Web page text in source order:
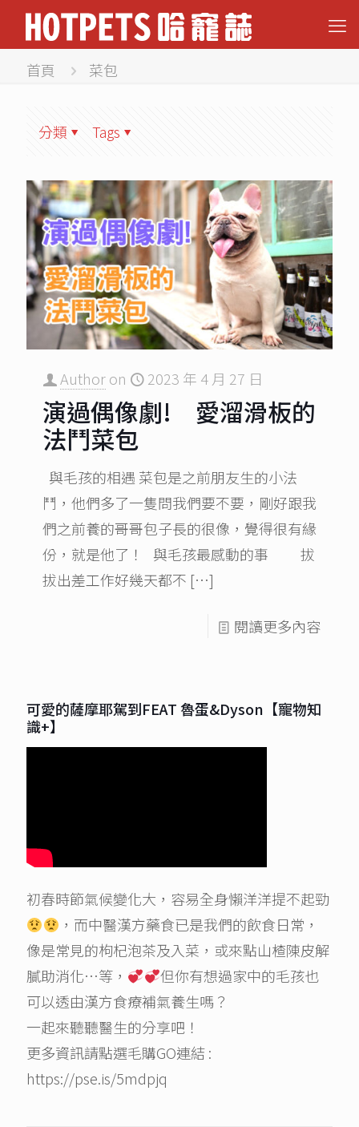
首頁 菜包
分類 Tags
Authoron 2023 年 4 月 27 日
演過偶像劇! 愛溜滑板的
法鬥菜包
與毛孩的相遇 菜包是之前朋友生的小法
鬥，他們多了一隻問我們要不要，剛好跟我
們之前養的哥哥包子長的很像，覺得很有緣
份，就是他了！ 與毛孩最感動的事 拔
拔出差工作好幾天都不 […]
閱讀更多內容
可愛的薩摩耶駕到FEAT 魯蛋&Dyson【寵物知
識+】
初春時節氣候變化大，容易全身懶洋洋提不起勁
，而中醫漢方藥食已是我們的飲食日常，
像是常見的枸杞泡茶及入菜，或來點山楂陳皮解
膩助消化…等，
但你有想過家中的毛孩也
可以透由漢方食療補氣養生嗎？
一起來聽聽醫生的分享吧！
更多資訊請點選毛購GO連結 :
https://pse.is/5mdpjq